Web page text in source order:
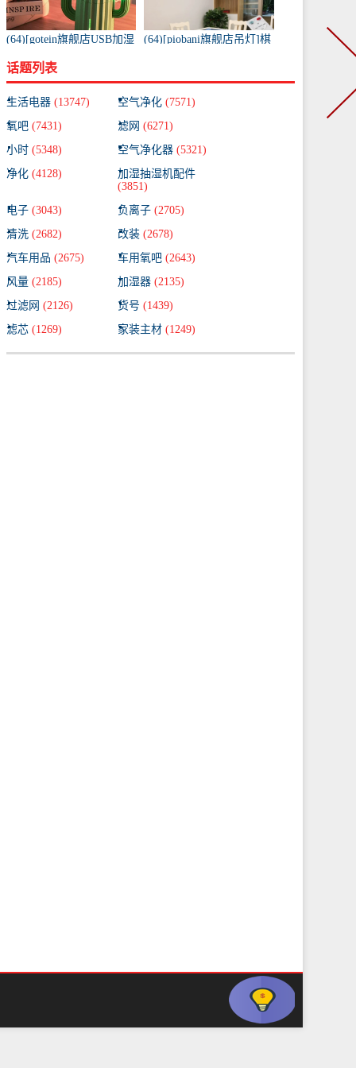
(64)[gotein旗舰店USB加湿
仙人掌便携式喷月销量99
件仅售58元
(64)[piobani旗舰店吊灯]棋
仅售780元
话题列表
生活电器 (13747) 空气净化 (7571)
氧吧 (7431) 滤网 (6271)
小时 (5348) 空气净化器 (5321)
净化 (4128)
加湿抽湿机配件
(3851)
电子 (3043) 负离子 (2705)
清洗 (2682) 改装 (2678)
汽车用品 (2675) 车用氧吧 (2643)
风量 (2185) 加湿器 (2135)
过滤网 (2126) 货号 (1439)
滤芯 (1269) 家装主材 (1249)